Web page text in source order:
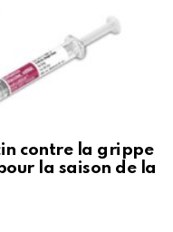
contre la grippe
la saison de la